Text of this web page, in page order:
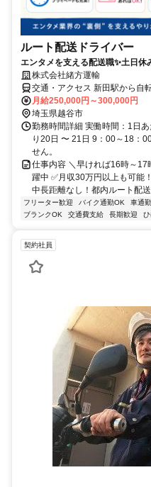
ルート配送ドライバー
エンタメを支える配送職✨土日休
株式会社緒方運輸
交通・アクセス 新田駅から自
月給250,000円～300,000円
埼玉県越谷市
勤務時間詳細 実働時間：1日
り20日 〜 21日 9：00～18：
せん。
仕事内容 ＼早ければ16時～17
躍中 ✅月収30万円以上も可能
中長距離なし！都内ルート配
フリーター歓迎 バイク通勤OK 車通
ブランクOK
交通費支給 長期歓迎
契約社員